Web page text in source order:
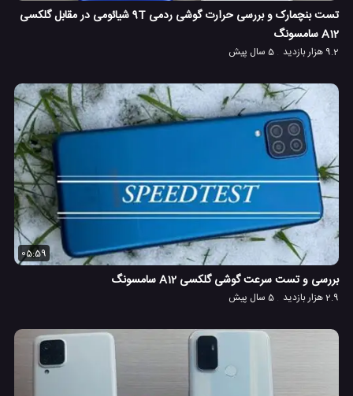
تست بنچمارک و بررسی حرارت گوشی ردمی 9T شیائومی در مقابل گلکسی
A12 سامسونگ
9.2 هزار بازدید 5 سال پیش
05:59
بررسی و تست سرعت گوشی گلکسی A12 سامسونگ
2.9 هزار بازدید 5 سال پیش